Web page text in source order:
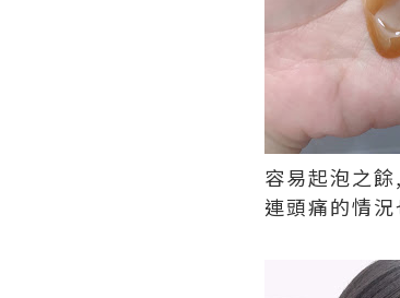
容易起泡之
連頭痛的情況